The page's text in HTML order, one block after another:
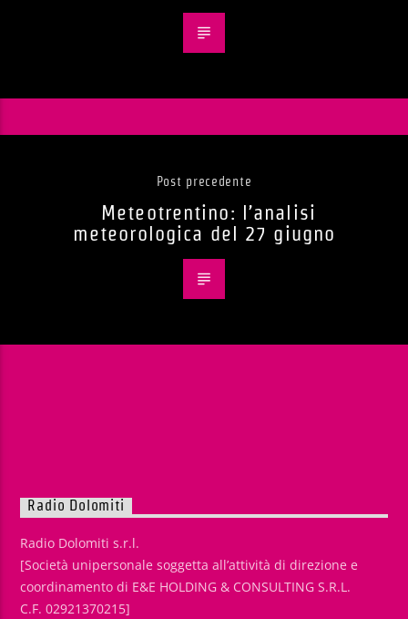
Post precedente
Meteotrentino: l’analisi
meteorologica del 27 giugno
Radio Dolomiti
Radio Dolomiti s.r.l.
[Società unipersonale soggetta all’attività di direzione e
coordinamento di E&E HOLDING & CONSULTING S.R.L.
C.F. 02921370215]